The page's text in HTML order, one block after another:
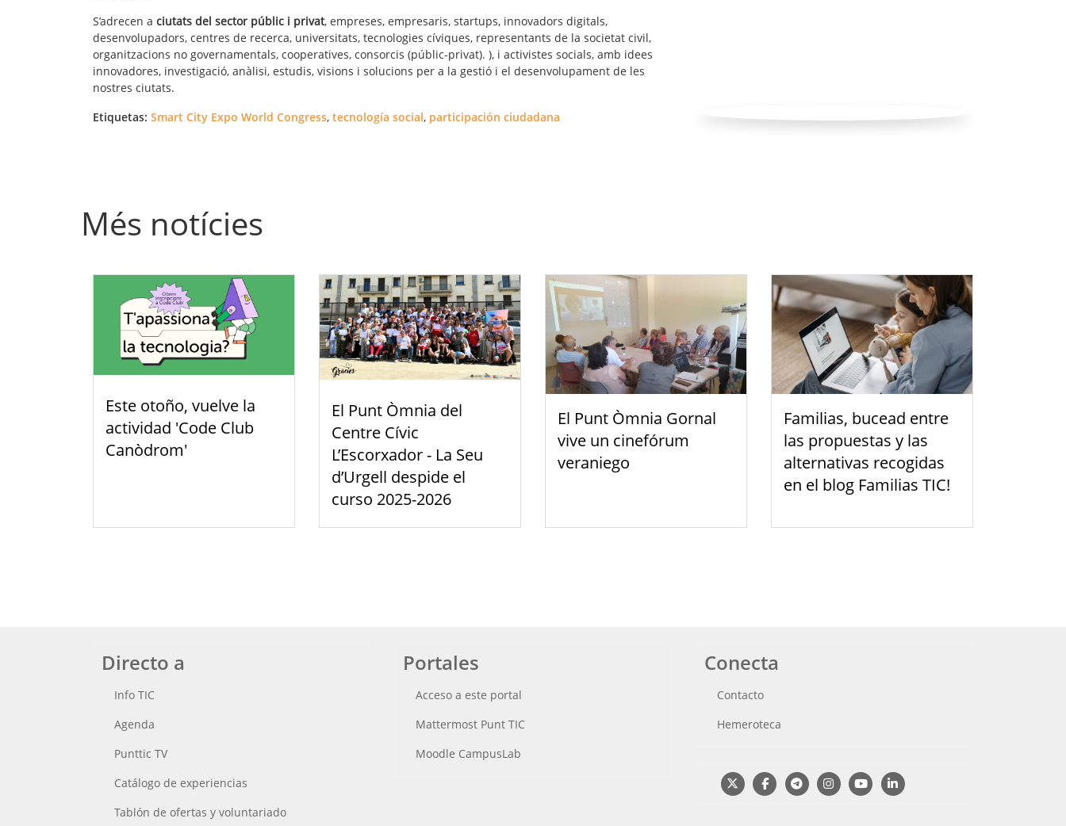
S’adrecen a ciutats del sector públic i privat, empreses, empresaris, startups, innovadors digitals,
desenvolupadors, centres de recerca, universitats, tecnologies cíviques, representants de la societat civil,
organitzacions no governamentals, cooperatives, consorcis (públic-privat). ), i activistes socials, amb idees
innovadores, investigació, anàlisi, estudis, visions i solucions per a la gestió i el desenvolupament de les
nostres ciutats.
Etiquetas: Smart City Expo World Congress, tecnología social, participación ciudadana
Més notícies
Este otoño, vuelve la
actividad 'Code Club
Canòdrom'
El Punt Òmnia del
Centre Cívic
L’Escorxador - La Seu
d’Urgell despide el
curso 2025-2026
El Punt Òmnia Gornal
vive un cinefórum
veraniego
Familias, bucead entre
las propuestas y las
alternativas recogidas
en el blog Familias TIC!
Directo a
Info TIC
Agenda
Punttic TV
Catálogo de experiencias
Tablón de ofertas y voluntariado
Portales
Acceso a este portal
Mattermost Punt TIC
Moodle CampusLab
Conecta
Contacto
Hemeroteca